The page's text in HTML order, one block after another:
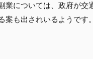
業については、政府が交
案も出されいるようです。